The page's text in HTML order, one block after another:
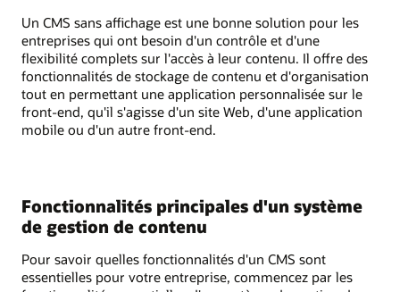
Un CMS sans affichage est une bonne solution pour les
entreprises qui ont besoin d'un contrôle et d'une
flexibilité complets sur l'accès à leur contenu. Il offre des
fonctionnalités de stockage de contenu et d'organisation
tout en permettant une application personnalisée sur le
front-end, qu'il s'agisse d'un site Web, d'une application
mobile ou d'un autre front-end.
Fonctionnalités principales d'un système
de gestion de contenu
Pour savoir quelles fonctionnalités d'un CMS sont
essentielles pour votre entreprise, commencez par les